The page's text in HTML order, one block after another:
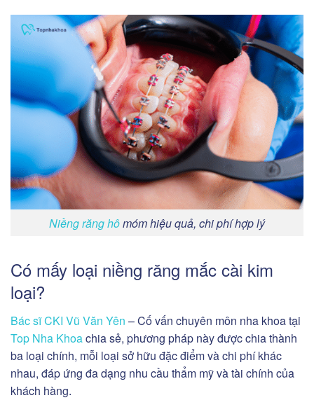
Niềng răng hômóm hiệu quả, chi phí hợp lý
Có mấy loại niềng răng mắc cài kim
loại?
Bác sĩ CKI Vũ Văn Yên – Cố vấn chuyên môn nha khoa tại
Top Nha Khoachia sẻ, phương pháp này được chia thành
ba loại chính, mỗi loại sở hữu đặc điểm và chi phí khác
nhau, đáp ứng đa dạng nhu cầu thẩm mỹ và tài chính của
khách hàng.